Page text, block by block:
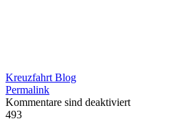
Kreuzfahrt Blog
Permalink
Kommentare sind deaktiviert
493